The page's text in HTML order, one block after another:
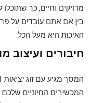
מדויקים וחיים, כך
בין אם אתם עובדים על
האיכות היא מעל הכל.
חיבורים ועיצוב
המכשירים החיוניים